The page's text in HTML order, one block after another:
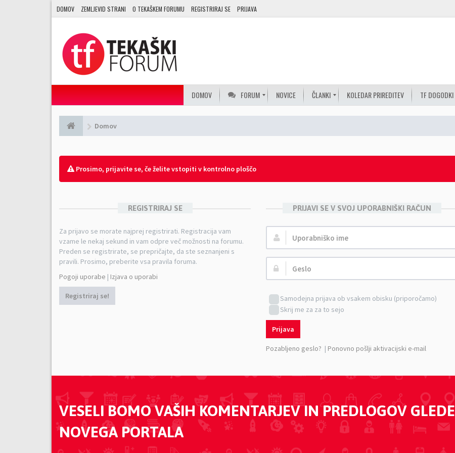
DOMOV ZEMLJEVID STRANI O TEKAŠKEM FORUMU REGISTRIRAJ SE PRIJAVA
DOMOV FORUM NOVICE ČLANKI KOLEDAR PRIREDITEV TF DOGODKI
Domov
Prosimo, prijavite se, če želite vstopiti v kontrolno ploščo
REGISTRIRAJ SE
Za prijavo se morate najprej registrirati. Registracija vam
vzame le nekaj sekund in vam odpre več možnosti na forumu.
Preden se registrirate, se prepričajte, da ste seznanjeni s
pravili. Prosimo, preberite vsa pravila foruma.
Pogoji uporabe | Izjava o uporabi
Registriraj se!
PRIJAVI SE V SVOJ UPORABNIŠKI RAČUN
Uporabniško
ime:
Geslo:
Samodejna prijava ob vsakem obisku (priporočamo)
Skrij me za za to sejo
Prijava
Pozabljeno geslo? | Ponovno pošlji aktivacijski e-mail
VESELI BOMO VAŠIH KOMENTARJEV IN PREDLOGOV GLEDE
NOVEGA PORTALA